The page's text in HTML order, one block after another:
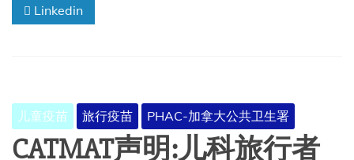
Linkedin
儿童疫苗 旅行疫苗 PHAC-加拿大公共卫生署
CATMAT声明:儿科旅行者